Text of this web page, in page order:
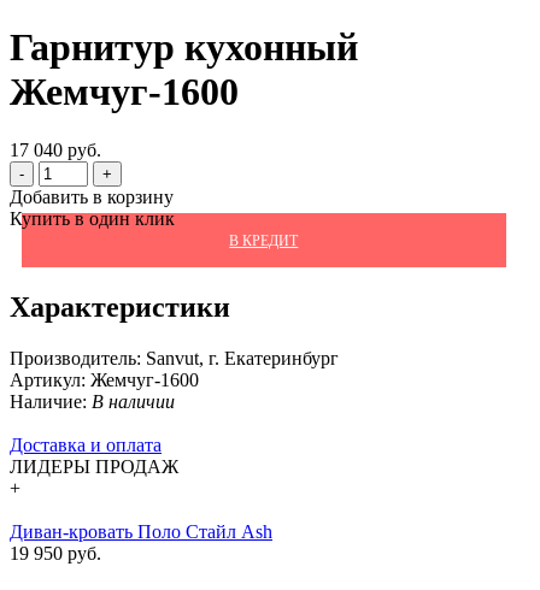
Гарнитур кухонный
Жемчуг-1600
17 040 руб.
- +
Добавить в корзину
Купить в один клик
В КРЕДИТ
Характеристики
Производитель: Sanvut, г. Екатеринбург
Артикул: Жемчуг-1600
Наличие: В наличии
Доставка и оплата
ЛИДЕРЫ ПРОДАЖ
+
Диван-кровать Поло Стайл Ash
19 950 руб.